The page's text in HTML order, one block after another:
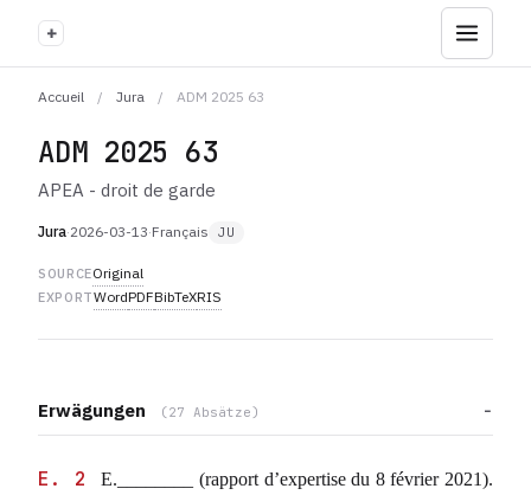
+
Accueil / Jura / ADM 2025 63
ADM 2025 63
APEA - droit de garde
Jura·2026-03-13·Français JU
SOURCEOriginal
EXPORTWordPDFBibTeXRIS
Erwägungen (27 Absätze)
E. 2
E.________ (rapport d’expertise du 8 février 2021).